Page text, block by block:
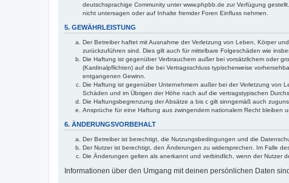
deutschsprachige Community unter www.phpbb.de zur Verfügung
nicht untersagen oder auf Inhalte fremder Foren Einfluss nehmen.
5. GEWÄHRLEISTUNG
Der Betreiber haftet mit Ausnahme der Verletzung von Leben, Körper
zurückzuführen sind. Dies gilt auch für mittelbare Folgeschäden wie
Die Haftung ist gegenüber Verbrauchern außer bei vorsätzlichem oder
(Kardinalpflichten) auf die bei Vertragsschluss typischerweise
entgangenen Gewinn.
Die Haftung ist gegenüber Unternehmern außer bei der Verletzung von
Schäden und im Übrigen der Höhe nach auf die vertragstypischen
Die Haftungsbegrenzung der Absätze a bis c gilt sinngemäß auch
Ansprüche für eine Haftung aus zwingendem nationalem Recht bleiben
6. ÄNDERUNGSVORBEHALT
Der Betreiber ist berechtigt, die Nutzungsbedingungen und die
Der Nutzer ist berechtigt, den Änderungen zu widersprechen. Im Falle
Die Änderungen gelten als anerkannt und verbindlich, wenn der Nutzer
Informationen über den Umgang mit deinen persönlichen Daten